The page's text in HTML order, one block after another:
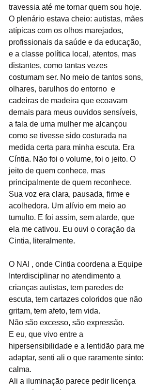
travessia até me tornar quem sou hoje.
O plenário estava cheio: autistas, mães
atípicas com os olhos marejados,
profissionais da saúde e da educação,
e a classe política local, atentos, mas
distantes, como tantas vezes
costumam ser. No meio de tantos sons,
olhares, barulhos do entorno  e
cadeiras de madeira que ecoavam
demais para meus ouvidos sensíveis,
a fala de uma mulher me alcançou
como se tivesse sido costurada na
medida certa para minha escuta. Era
Cíntia. Não foi o volume, foi o jeito. O
jeito de quem conhece, mas
principalmente de quem reconhece.
Sua voz era clara, pausada, firme e
acolhedora. Um alívio em meio ao
tumulto. E foi assim, sem alarde, que
ela me cativou. Eu ouvi o coração da
Cintia, literalmente.
O NAI , onde Cintia coordena a Equipe
Interdisciplinar no atendimento a
crianças autistas, tem paredes de
escuta, tem cartazes coloridos que não
gritam, tem afeto, tem vida.
Não são excesso, são expressão.
E eu, que vivo entre a
hipersensibilidade e a lentidão para me
adaptar, senti ali o que raramente sinto:
calma.
Ali a iluminação parece pedir licença